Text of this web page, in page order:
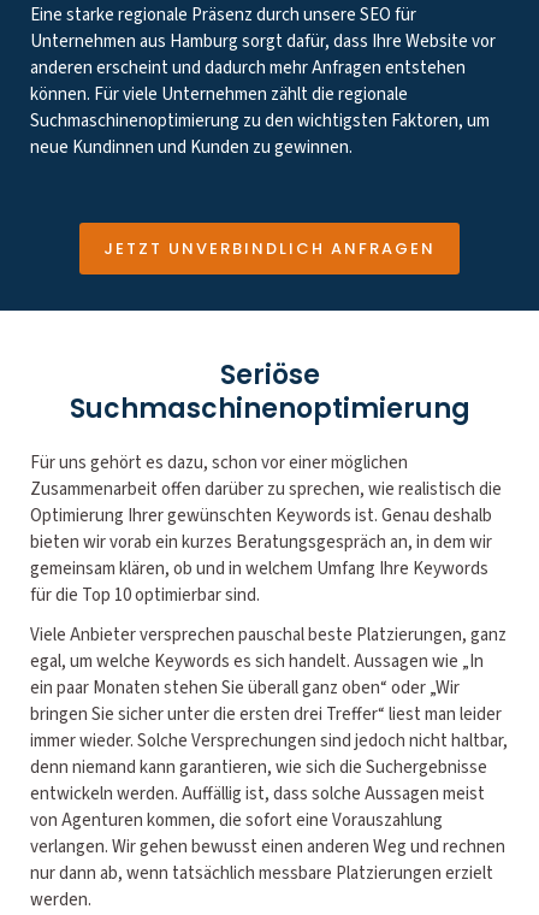
Eine starke regionale Präsenz durch unsere SEO für
Unternehmen aus Hamburg sorgt dafür, dass Ihre Website vor
anderen erscheint und dadurch mehr Anfragen entstehen
können. Für viele Unternehmen zählt die regionale
Suchmaschinenoptimierung zu den wichtigsten Faktoren, um
neue Kundinnen und Kunden zu gewinnen.
JETZT UNVERBINDLICH ANFRAGEN
Seriöse
Suchmaschinenoptimierung
Für uns gehört es dazu, schon vor einer möglichen
Zusammenarbeit offen darüber zu sprechen, wie realistisch die
Optimierung Ihrer gewünschten Keywords ist. Genau deshalb
bieten wir vorab ein kurzes Beratungsgespräch an, in dem wir
gemeinsam klären, ob und in welchem Umfang Ihre Keywords
für die Top 10 optimierbar sind.
Viele Anbieter versprechen pauschal beste Platzierungen, ganz
egal, um welche Keywords es sich handelt. Aussagen wie „In
ein paar Monaten stehen Sie überall ganz oben“ oder „Wir
bringen Sie sicher unter die ersten drei Treffer“ liest man leider
immer wieder. Solche Versprechungen sind jedoch nicht haltbar,
denn niemand kann garantieren, wie sich die Suchergebnisse
entwickeln werden. Auffällig ist, dass solche Aussagen meist
von Agenturen kommen, die sofort eine Vorauszahlung
verlangen. Wir gehen bewusst einen anderen Weg und rechnen
nur dann ab, wenn tatsächlich messbare Platzierungen erzielt
werden.